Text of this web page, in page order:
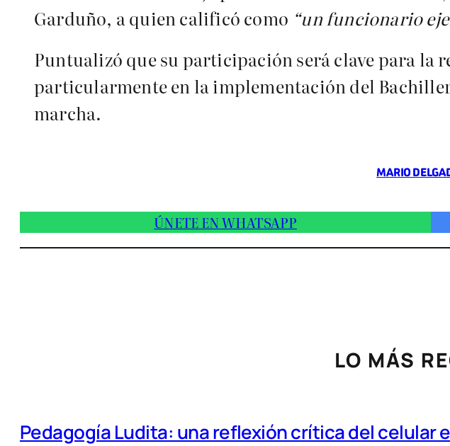
Garduño, a quien calificó como “un funcionario
Puntualizó que su participación será clave para la
particularmente en la implementación del
marcha.
MARIO
ÚNETE EN WHATSAPP
LO MÁS
Pedagogía Ludita: una reflexión crítica del celular